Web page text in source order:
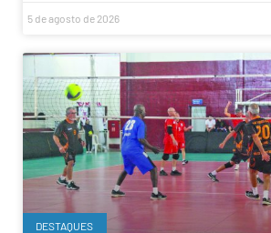
5 de agosto de 2026
DESTAQUES